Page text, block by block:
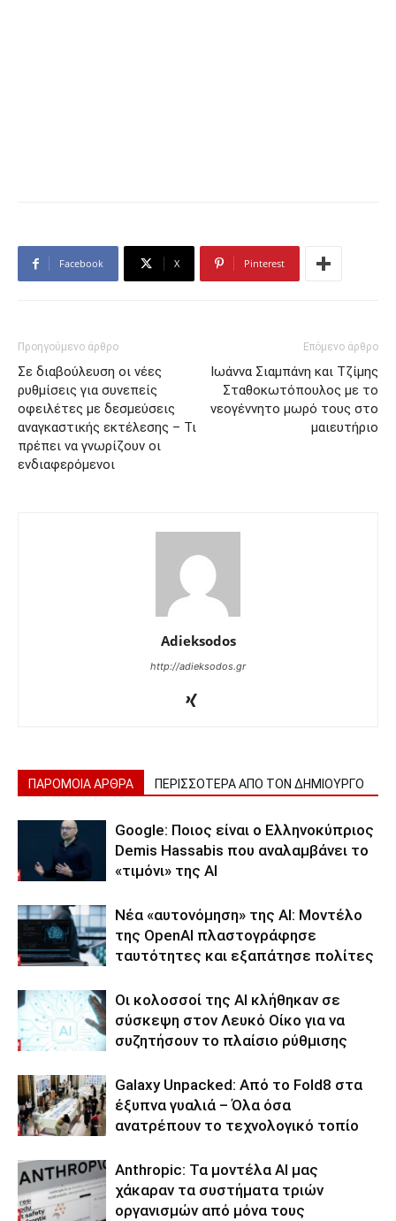
Facebook X Pinterest
Προηγούμενο άρθρο
Σε διαβούλευση οι νέες
ρυθμίσεις για συνεπείς
οφειλέτες με δεσμεύσεις
αναγκαστικής εκτέλεσης – Τι
πρέπει να γνωρίζουν οι
ενδιαφερόμενοι
Επόμενο άρθρο
Ιωάννα Σιαμπάνη και Τζίμης
Σταθοκωτόπουλος με το
νεογέννητο μωρό τους στο
μαιευτήριο
Adieksodos
http://adieksodos.gr
ΠΑΡΟΜΟΙΑ ΑΡΘΡΑ ΠΕΡΙΣΣΟΤΕΡΑ ΑΠΟ ΤΟΝ ΔΗΜΙΟΥΡΓΟ
Google: Ποιος είναι ο Ελληνοκύπριος
Demis Hassabis που αναλαμβάνει το
«τιμόνι» της ΑΙ
Νέα «αυτονόμηση» της AI: Μοντέλο
της OpenAI πλαστογράφησε
ταυτότητες και εξαπάτησε πολίτες
Οι κολοσσοί της ΑΙ κλήθηκαν σε
σύσκεψη στον Λευκό Οίκο για να
συζητήσουν το πλαίσιο ρύθμισης
Galaxy Unpacked: Από το Fold8 στα
έξυπνα γυαλιά – Όλα όσα
ανατρέπουν το τεχνολογικό τοπίο
Anthropic: Τα μοντέλα AI μας
χάκαραν τα συστήματα τριών
οργανισμών από μόνα τους